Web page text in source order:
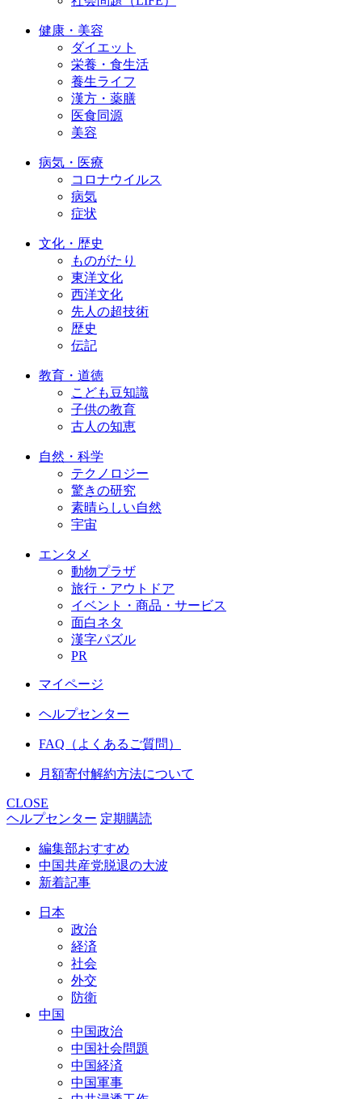
健康・美容
ダイエット
栄養・食生活
養生ライフ
漢方・薬膳
医食同源
美容
病気・医療
コロナウイルス
病気
症状
文化・歴史
ものがたり
東洋文化
西洋文化
先人の超技術
歴史
伝記
教育・道徳
こども豆知識
子供の教育
古人の知恵
自然・科学
テクノロジー
驚きの研究
素晴らしい自然
宇宙
エンタメ
動物プラザ
旅行・アウトドア
イベント・商品・サービス
面白ネタ
漢字パズル
PR
マイページ
ヘルプセンター
FAQ（よくあるご質問）
月額寄付解約方法について
CLOSE
ヘルプセンター 定期購読
編集部おすすめ
中国共産党脱退の大波
新着記事
日本
政治
経済
社会
外交
防衛
中国
中国政治
中国社会問題
中国経済
中国軍事